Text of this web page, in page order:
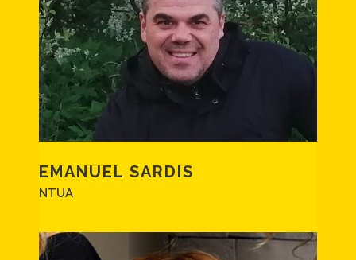
EMANUEL SARDIS
NTUA